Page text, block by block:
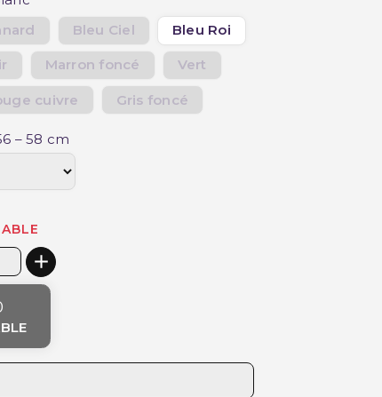
Bleu Ciel Bleu Roi
Marron foncé Vert
cuivre Gris foncé
– 58 cm